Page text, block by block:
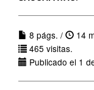
8 págs. /
14
465 visitas.
Publicado el 1